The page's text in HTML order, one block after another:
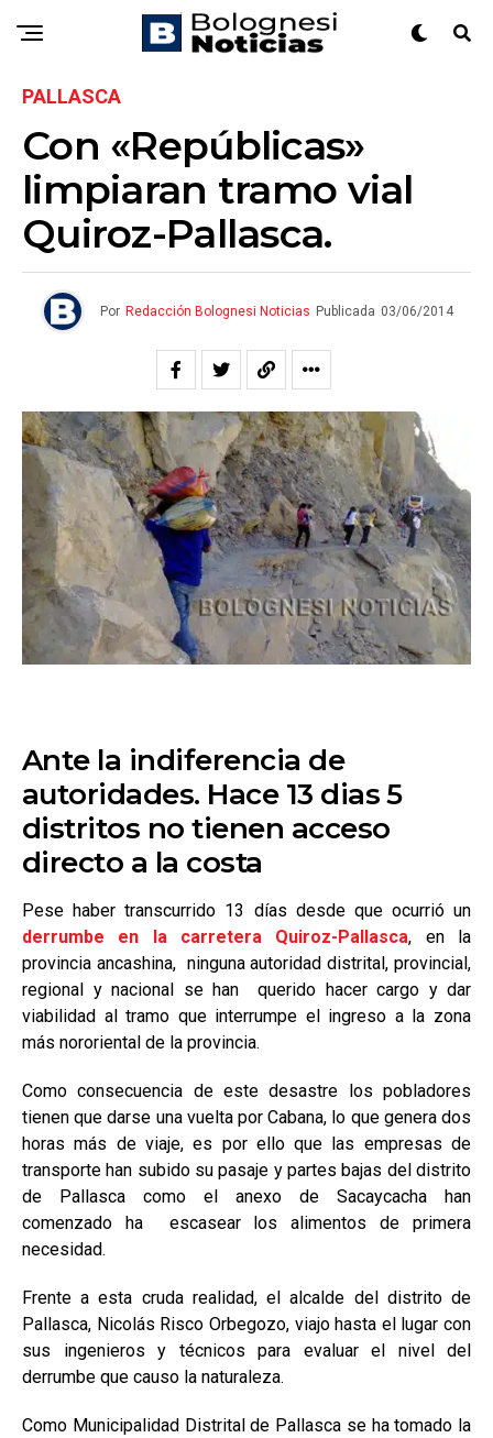
PALLASCA
Con «Repúblicas»
limpiaran tramo vial
Quiroz-Pallasca.
Por Redacción Bolognesi Noticias Publicada 03/06/2014
Ante la indiferencia de
autoridades. Hace 13 dias 5
distritos no tienen acceso
directo a la costa
Pese haber transcurrido 13 días desde que ocurrió un
derrumbe en la carretera Quiroz-Pallasca, en la
provincia ancashina, ninguna autoridad distrital, provincial,
regional y nacional se han querido hacer cargo y dar
viabilidad al tramo que interrumpe el ingreso a la zona
más nororiental de la provincia.
Como consecuencia de este desastre los pobladores
tienen que darse una vuelta por Cabana, lo que genera dos
horas más de viaje, es por ello que las empresas de
transporte han subido su pasaje y partes bajas del distrito
de Pallasca como el anexo de Sacaycacha han
comenzado ha escasear los alimentos de primera
necesidad.
Frente a esta cruda realidad, el alcalde del distrito de
Pallasca, Nicolás Risco Orbegozo, viajo hasta el lugar con
sus ingenieros y técnicos para evaluar el nivel del
derrumbe que causo la naturaleza.
Como Municipalidad Distrital de Pallasca se ha tomado la